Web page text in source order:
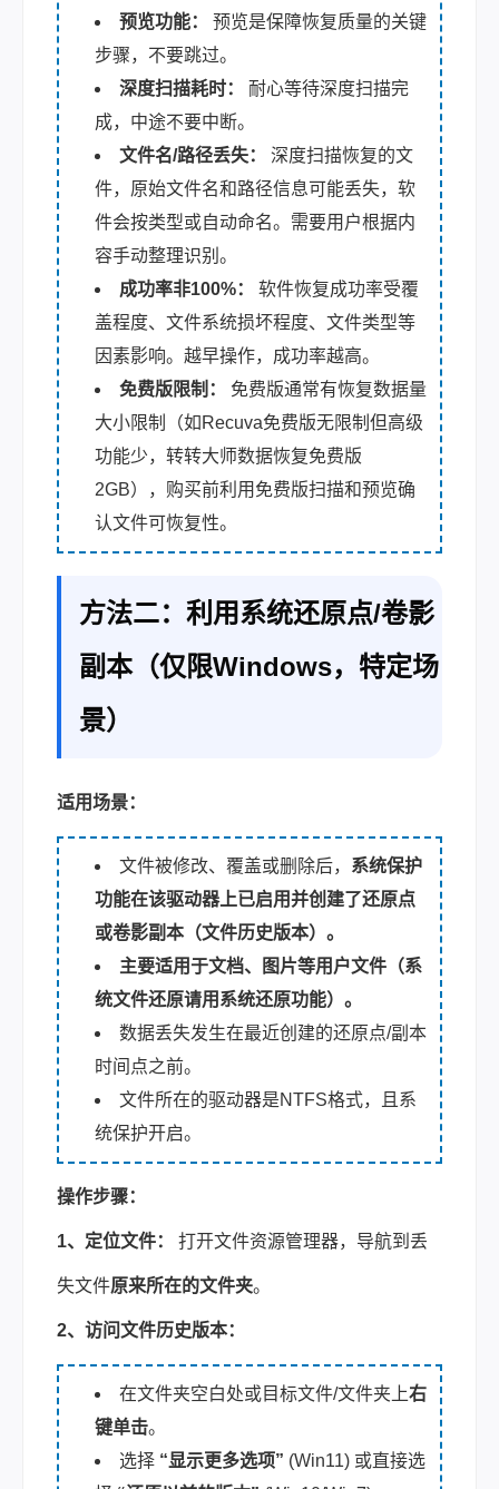
预览功能：
预览是保障恢复质量的关键
步骤，不要跳过。
深度扫描耗时：
耐心等待深度扫描完
成，中途不要中断。
文件名/路径丢失：
深度扫描恢复的文
件，原始文件名和路径信息可能丢失，软
件会按类型或自动命名。需要用户根据内
容手动整理识别。
成功率非100%：
软件恢复成功率受覆
盖程度、文件系统损坏程度、文件类型等
因素影响。越早操作，成功率越高。
免费版限制：
免费版通常有恢复数据量
大小限制（如Recuva免费版无限制但高级
功能少，转转大师数据恢复免费版
2GB），购买前利用免费版扫描和预览确
认文件可恢复性。
方法二：利用系统还原点/卷影
副本（仅限Windows，特定场
景）
适用场景：
文件被修改、覆盖或删除后， 系统保护
功能在该驱动器上已启用并创建了还原点
或卷影副本（文件历史版本）。
主要适用于文档、图片等用户文件（系
统文件还原请用系统还原功能）。
数据丢失发生在最近创建的还原点/副本
时间点之前。
文件所在的驱动器是NTFS格式，且系
统保护开启。
操作步骤：
1、定位文件： 打开文件资源管理器，导航到丢
失文件原来所在的文件夹。
2、访问文件历史版本：
在文件夹空白处或目标文件/文件夹上右
键单击。
选择 “显示更多选项” (Win11) 或直接选